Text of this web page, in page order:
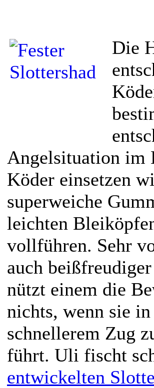
Die
Angelsituation im
Köder einsetzen
superweiche
leichten
vollführen. Sehr
auch
nützt einem die
nichts, wenn sie
schnellerem Zug
führt. Uli fischt
entwickelten